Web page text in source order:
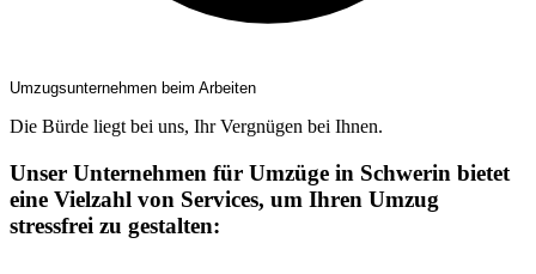
Umzugsunternehmen beim Arbeiten
Die Bürde liegt bei uns, Ihr Vergnügen bei Ihnen.
Unser Unternehmen für Umzüge in Schwerin bietet
eine Vielzahl von Services, um Ihren Umzug
stressfrei zu gestalten: